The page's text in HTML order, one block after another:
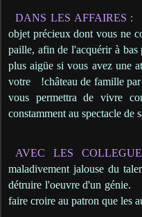
DANS LES AFFAIRES :
objet précieux dont vous ne
paille, afin de l'acquérir à
plus aigüe si vous avez une
votre
!château de famille
vous permettra de vivre
constamment au spectacle de
AVEC LES
maladivement jalouse du
détruire l'oeuvre d'un génie.
faire croire au patron que les